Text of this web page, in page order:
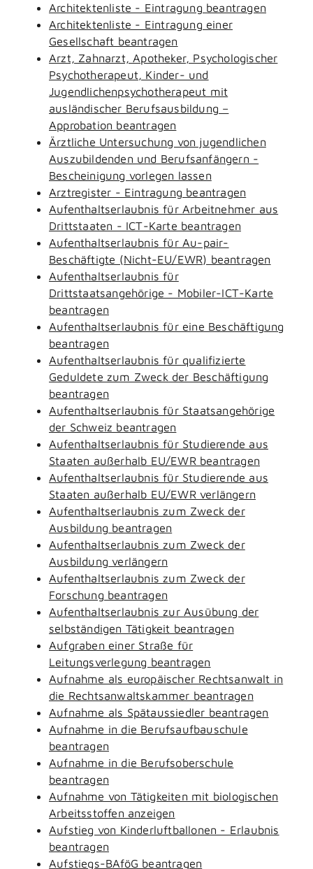
Architektenliste - Eintragung beantragen
Architektenliste - Eintragung einer
Gesellschaft beantragen
Arzt, Zahnarzt, Apotheker, Psychologischer
Psychotherapeut, Kinder- und
Jugendlichenpsychotherapeut mit
ausländischer Berufsausbildung –
Approbation beantragen
Ärztliche Untersuchung von jugendlichen
Auszubildenden und Berufsanfängern -
Bescheinigung vorlegen lassen
Arztregister - Eintragung beantragen
Aufenthaltserlaubnis für Arbeitnehmer aus
Drittstaaten - ICT-Karte beantragen
Aufenthaltserlaubnis für Au-pair-
Beschäftigte (Nicht-EU/EWR) beantragen
Aufenthaltserlaubnis für
Drittstaatsangehörige - Mobiler-ICT-Karte
beantragen
Aufenthaltserlaubnis für eine Beschäftigung
beantragen
Aufenthaltserlaubnis für qualifizierte
Geduldete zum Zweck der Beschäftigung
beantragen
Aufenthaltserlaubnis für Staatsangehörige
der Schweiz beantragen
Aufenthaltserlaubnis für Studierende aus
Staaten außerhalb EU/EWR beantragen
Aufenthaltserlaubnis für Studierende aus
Staaten außerhalb EU/EWR verlängern
Aufenthaltserlaubnis zum Zweck der
Ausbildung beantragen
Aufenthaltserlaubnis zum Zweck der
Ausbildung verlängern
Aufenthaltserlaubnis zum Zweck der
Forschung beantragen
Aufenthaltserlaubnis zur Ausübung der
selbständigen Tätigkeit beantragen
Aufgraben einer Straße für
Leitungsverlegung beantragen
Aufnahme als europäischer Rechtsanwalt in
die Rechtsanwaltskammer beantragen
Aufnahme als Spätaussiedler beantragen
Aufnahme in die Berufsaufbauschule
beantragen
Aufnahme in die Berufsoberschule
beantragen
Aufnahme von Tätigkeiten mit biologischen
Arbeitsstoffen anzeigen
Aufstieg von Kinderluftballonen - Erlaubnis
beantragen
Aufstiegs-BAföG beantragen